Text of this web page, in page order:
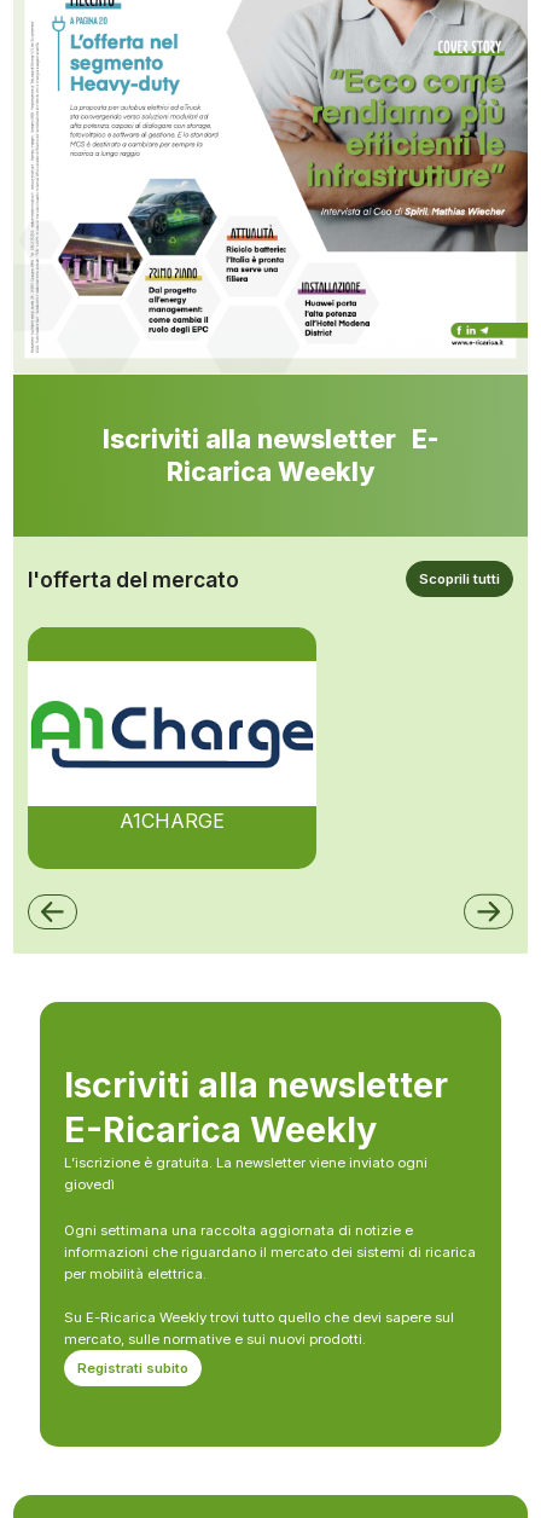
Iscriviti alla newsletter E-
Ricarica Weekly
l'offerta del mercato Scoprili tutti
A1CHARGE
Iscriviti alla newsletter
E-Ricarica Weekly
L’iscrizione è gratuita. La newsletter viene inviato ogni
giovedì
Ogni settimana una raccolta aggiornata di notizie e
informazioni che riguardano il mercato dei sistemi di ricarica
per mobilità elettrica.
Su E-Ricarica Weekly trovi tutto quello che devi sapere sul
mercato, sulle normative e sui nuovi prodotti.
Registrati subito